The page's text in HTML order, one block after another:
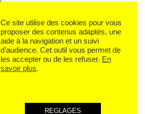
Ce site utilise des cookies pour vous
proposer des contenus adaptés, une
aide à la navigation et un suivi
d’audience. Cet outil vous permet de
les accepter ou de les refuser. En
savoir plus.
REGLAGES